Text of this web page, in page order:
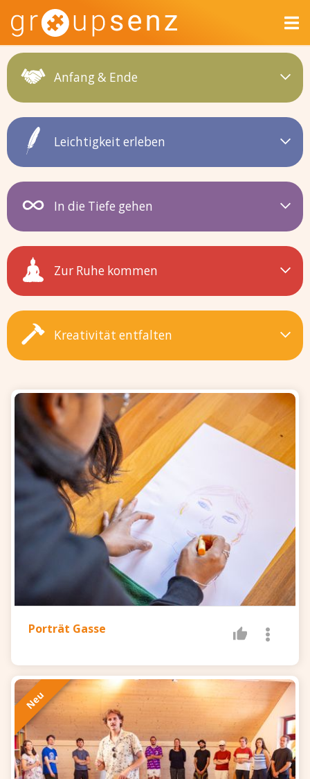
Anfang & Ende
Leichtigkeit erleben
In die Tiefe gehen
Zur Ruhe kommen
Kreativität entfalten
Porträt Gasse
Neu